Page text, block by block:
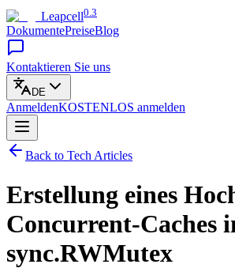
Leapcell0.3
DokumentePreiseBlog
Kontaktieren Sie uns
DE
AnmeldenKOSTENLOS anmelden
Back to Tech Articles
Erstellung eines
Concurrent-Caches
sync.RWMutex